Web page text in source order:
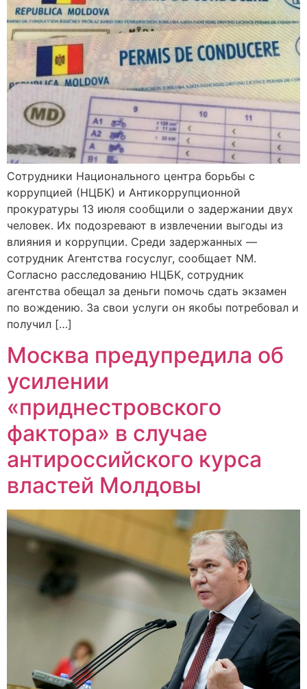
Сотрудники Национального центра борьбы с
коррупцией (НЦБК) и Антикоррупционной
прокуратуры 13 июля сообщили о задержании двух
человек. Их подозревают в извлечении выгоды из
влияния и коррупции. Среди задержанных —
сотрудник Агентства госуслуг, сообщает NM.
Согласно расследованию НЦБК, сотрудник
агентства обещал за деньги помочь сдать экзамен
по вождению. За свои услуги он якобы потребовал и
получил […]
Москва предупредила об
усилении
«приднестровского
фактора» в случае
антироссийского курса
властей Молдовы